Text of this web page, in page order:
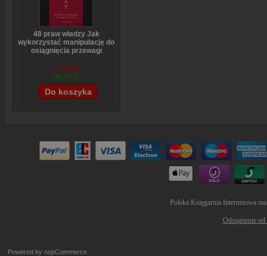
48 praw władzy Jak
wykorzystać manipulację do
osiągnięcia przewagi
59,84 zł
48,07 zł
Polska Księgarnia Internetowa
Odstąpienie
Powered by nopCommerce